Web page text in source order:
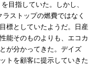
目指していた。しかし、
ストップの燃費ではなく
標としていたようだ。日産
能そのものよりも、エコカ
が分かってきた。デイズ
トを顧客に提示していきた